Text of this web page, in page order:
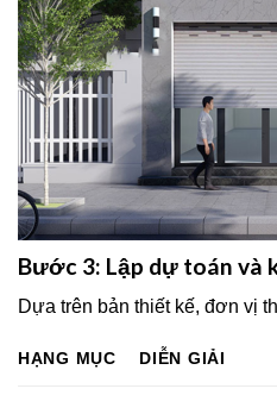
Bước 3: Lập dự toán và
Dựa trên bản thiết kế, đơn vị
HẠNG MỤC DIỄN GIẢI